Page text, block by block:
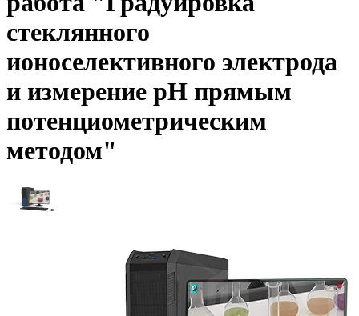
стеклянного
ионоселективного электрода
и измерение рН прямым
потенциометрическим
методом"